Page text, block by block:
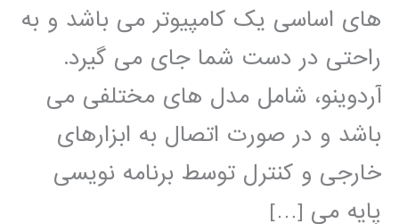
های اساسی یک کامپیوتر می باشد و به
راحتی در دست شما جای می گیرد.
آردوینو، شامل مدل های مختلفی می
باشد و در صورت اتصال به ابزارهای
خارجی و کنترل توسط برنامه نویسی
پایه می […]